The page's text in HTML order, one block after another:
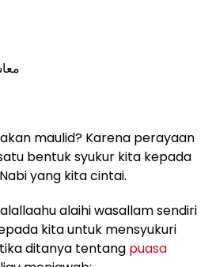
maulid? Karena perayaan
bentuk syukur kita kepada
yang kita cintai.
alaihi wasallam sendiri
kita untuk mensyukuri
ditanya tentang puasa